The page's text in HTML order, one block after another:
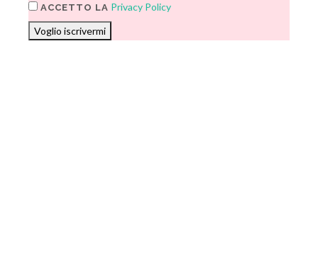
ACCETTO LA Privacy Policy
Voglio iscrivermi